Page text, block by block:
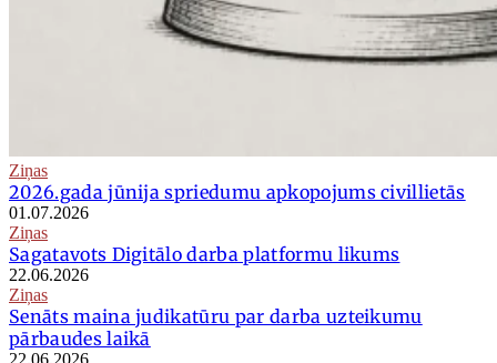
Ziņas
2026.gada jūnija spriedumu apkopojums civillietās
01.07.2026
Ziņas
Sagatavots Digitālo darba platformu likums
22.06.2026
Ziņas
Senāts maina judikatūru par darba uzteikumu
pārbaudes laikā